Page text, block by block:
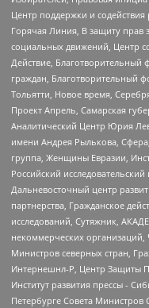
Центр поддержки и
Горячая Линия, В защиту прав
социальных движений, Центр
Действие,
граждан,
Тольятти, Новое время,
Проект Апрель, Самарская
Аналитический Центр Юрия
имени Андрея Рылькова,
группа, Женщины Евразии,
Российский
Дальневосточный центр
партнерства, Гражданское
исследований, Сутяжник,
некоммерческих организаций,
Министров северных стран,
Интернешнл-Р, Центр Защиты
Институт развития прессы -
Петербурге Совета